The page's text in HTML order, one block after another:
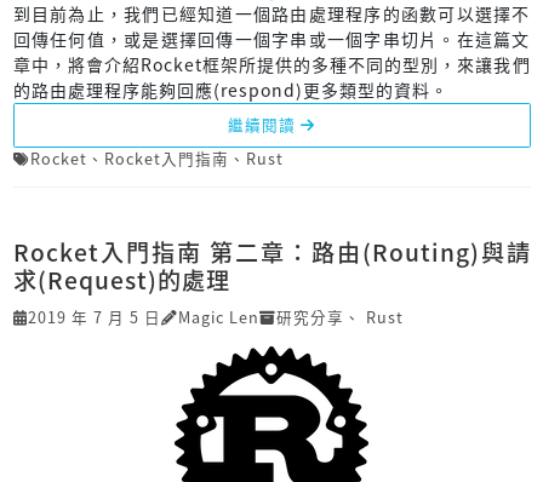
到目前為止，我們已經知道一個路由處理程序的函數可以選擇不
回傳任何值，或是選擇回傳一個字串或一個字串切片。在這篇文
章中，將會介紹Rocket框架所提供的多種不同的型別，來讓我們
的路由處理程序能夠回應(respond)更多類型的資料。
繼續閱讀
Rocket 、 Rocket入門指南 、 Rust
Rocket入門指南 第二章：路由(Routing)與請
求(Request)的處理
2019 年 7 月 5 日 Magic Len 研究分享 、 Rust